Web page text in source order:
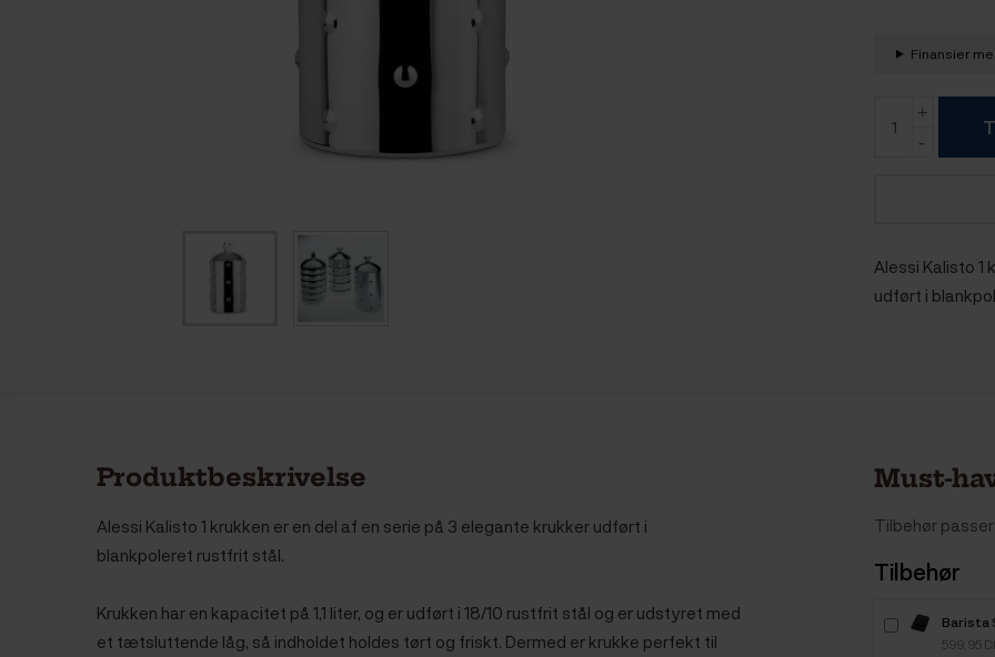
Finansier
Alessi Kalisto 1
udført i
Produktbeskrivelse
Alessi Kalisto 1 krukken er en del af en serie på 3 elegante krukker udført i
blankpoleret rustfrit stål.
Krukken har en kapacitet på 1,1 liter, og er udført i 18/10 rustfrit stål og er udstyret med
et tætsluttende låg, så indholdet holdes tørt og friskt. Dermed er krukke perfekt til
Must-
Tilbehør
Tilbehør
Barista
599,95